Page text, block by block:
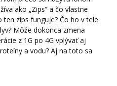
ako „Zips“ a čo vlastne
ten zips funguje? Čo ho v tele
Môže dokonca zmena
z 1G po 4G vplývať aj
a vodu? Aj na toto sa